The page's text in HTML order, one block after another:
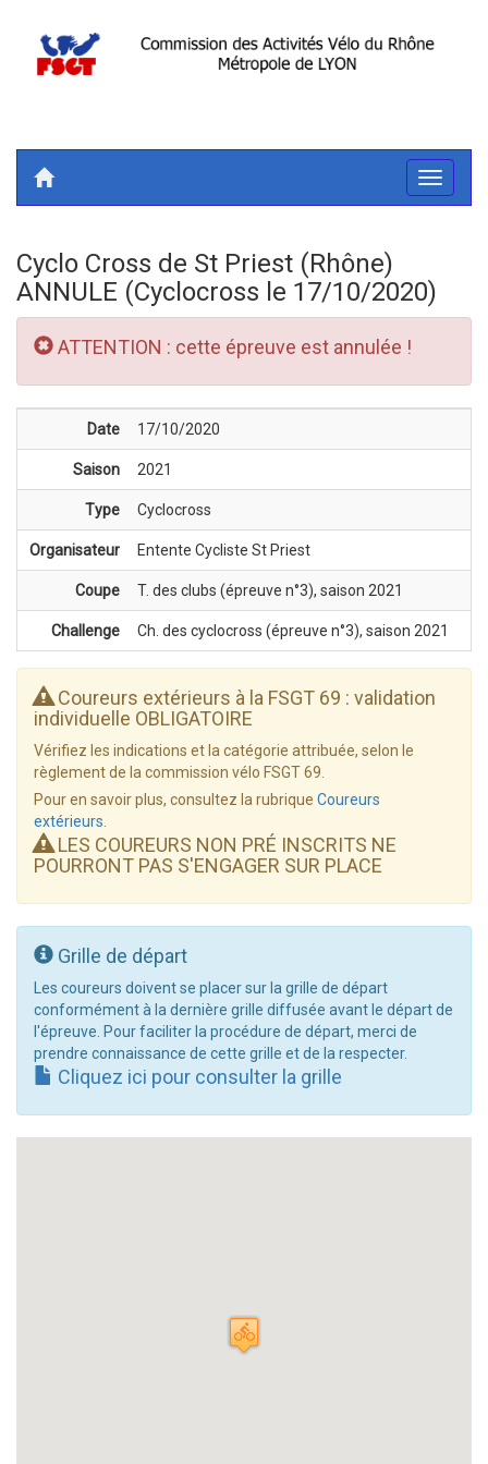
Toggle
Cyclo Cross de St Priest (Rhône)
ANNULE (Cyclocross le 17/10/2020)
ATTENTION : cette épreuve est annulée !
Date 17/10/2020
Saison 2021
Type Cyclocross
Organisateur Entente Cycliste St Priest
Coupe T. des clubs (épreuve n°3), saison 2021
Challenge Ch. des cyclocross (épreuve n°3), saison 2021
Coureurs extérieurs à la FSGT 69 : validation
individuelle OBLIGATOIRE
Vérifiez les indications et la catégorie attribuée, selon le
règlement de la commission vélo FSGT 69.
Pour en savoir plus, consultez la rubrique Coureurs
extérieurs
LES COUREURS NON PRÉ INSCRITS NE
POURRONT PAS S'ENGAGER SUR PLACE
Grille de départ
Les coureurs doivent se placer sur la grille de départ
conformément à la dernière grille diffusée avant le départ de
l'épreuve. Pour faciliter la procédure de départ, merci de
prendre connaissance de cette grille et de la respecter.
Cliquez ici pour consulter la grille